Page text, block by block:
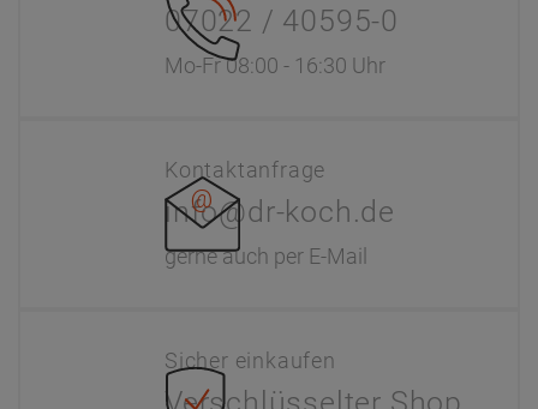
07022 / 40595-0
Mo-Fr 08:00 - 16:30 Uhr
Kontaktanfrage
info@dr-koch.de
gerne auch per E-Mail
Sicher einkaufen